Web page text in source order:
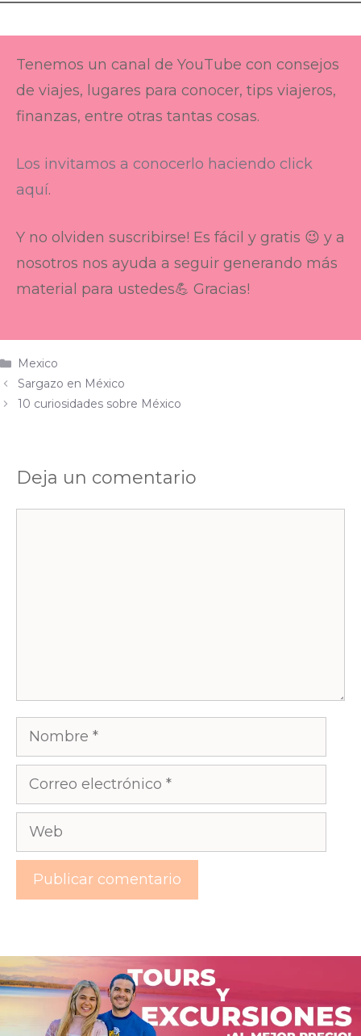
Tenemos un canal de YouTube con consejos
de viajes, lugares para conocer, tips viajeros,
finanzas, entre otras tantas cosas.
Los invitamos a conocerlo haciendo click
aquí.
Y no olviden suscribirse! Es fácil y gratis 😉 y a
nosotros nos ayuda a seguir generando más
material para ustedes💪 Gracias!
Mexico
Sargazo en México
10 curiosidades sobre México
Deja un comentario